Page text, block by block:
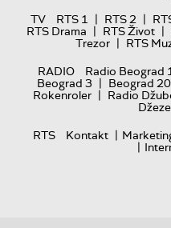
TV
RTS 1 | RTS 2 |
RTS Drama | RTS Život |
Trezor | RTS
RADIO
Radio Beograd
Beograd 3 | Beograd
Rokenroler | Radio
RTS
Kontakt |
|